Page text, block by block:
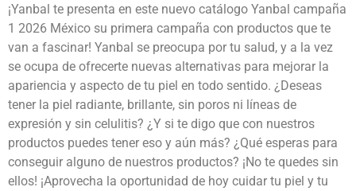
¡Yanbal te presenta en este nuevo catálogo Yanbal campaña
1 2026 México su primera campaña con productos que te
van a fascinar! Yanbal se preocupa por tu salud, y a la vez
se ocupa de ofrecerte nuevas alternativas para mejorar la
apariencia y aspecto de tu piel en todo sentido. ¿Deseas
tener la piel radiante, brillante, sin poros ni líneas de
expresión y sin celulitis? ¿Y si te digo que con nuestros
productos puedes tener eso y aún más? ¿Qué esperas para
conseguir alguno de nuestros productos? ¡No te quedes sin
ellos! ¡Aprovecha la oportunidad de hoy cuidar tu piel y tu